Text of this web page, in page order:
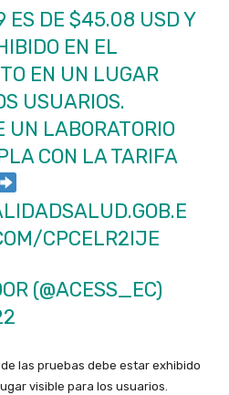
ES DE $45.08 USD Y
EN EL
EN UN LUGAR
USUARIOS.
UN LABORATORIO
CON LA TARIFA
CPCELR2IJE
(@ACESS_EC)
las pruebas debe estar exhibido
visible para los usuarios.